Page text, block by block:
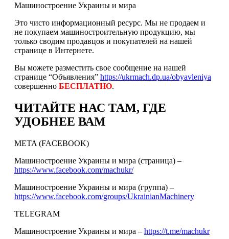
Машиностроение Украины и мира
Это чисто информационный ресурс. Мы не продаем и
не покупаем машиностроительную продукцию, мы
только сводим продавцов и покупателей на нашей
странице в Интернете.
Вы можете разместить свое сообщение на нашей
странице “Объявления” https://ukrmach.dp.ua/obyavleniya
совершенно БЕСПЛАТНО.
ЧИТАЙТЕ НАС ТАМ, ГДЕ
УДОБНЕЕ ВАМ
META (FACEBOOK)
Машиностроение Украины и мира (страница) –
https://www.facebook.com/machukr/
Машиностроение Украины и мира (группа) –
https://www.facebook.com/groups/UkrainianMachinery
TELEGRAM
Машиностроение Украины и мира – https://t.me/machukr